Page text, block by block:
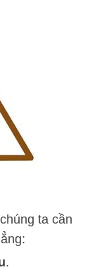
ta cần
.